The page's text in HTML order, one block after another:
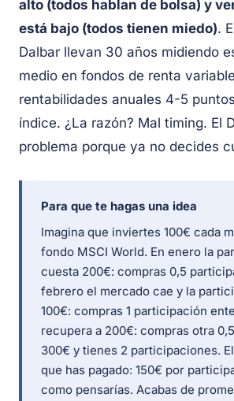
alto (todos hablan de bolsa) y
está bajo (todos tienen miedo).
Dalbar llevan 30 años midiendo
medio en fondos de renta
rentabilidades anuales 4-5
índice. ¿La razón? Mal timing. El
problema porque ya no decides
Para que te hagas una idea
Imagina que inviertes 100€ cada
fondo MSCI World. En enero la
cuesta 200€: compras 0,5
febrero el mercado cae y la
100€: compras 1 participación
recupera a 200€: compras otra
300€ y tienes 2 participaciones.
que has pagado: 150€ por
como pensarías. Acabas de